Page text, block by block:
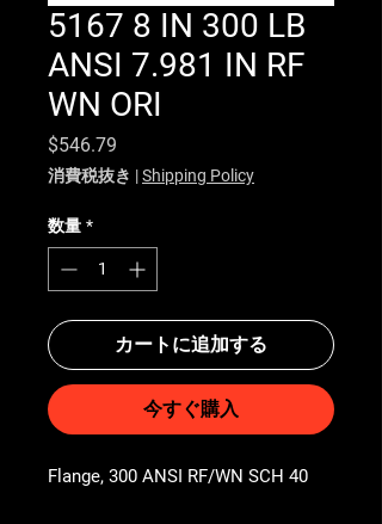
5167 8 IN 300 LB
ANSI 7.981 IN RF
WN ORI
$546.79
消費税抜き |Shipping Policy
数量 *
カートに追加する
今すぐ購入
Flange, 300 ANSI RF/WN SCH 40